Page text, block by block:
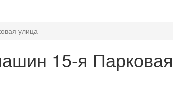
улица
15-я